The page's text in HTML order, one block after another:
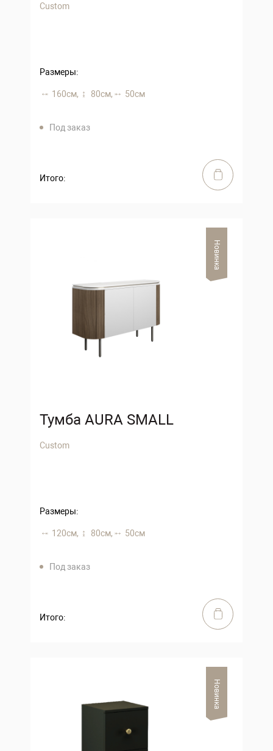
Custom
Размеры:
160 см, 80 см, 50 см
Под заказ
Итого:
Новинка
Тумба AURA SMALL
Custom
Размеры:
120 см, 80 см, 50 см
Под заказ
Итого:
Новинка